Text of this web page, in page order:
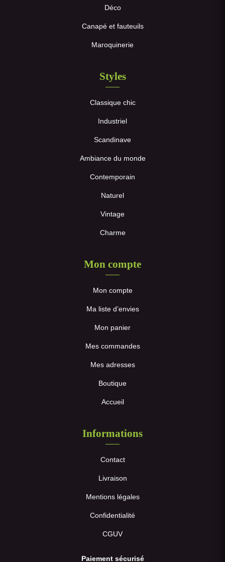
Déco
Canapé et fauteuils
Maroquinerie
Styles
Classique chic
Industriel
Scandinave
Ambiance du monde
Contemporain
Naturel
Vintage
Charme
Mon compte
Mon compte
Ma liste d’envies
Mon panier
Mes commandes
Mes adresses
Boutique
Accueil
Informations
Contact
Livraison
Mentions légales
Confidentialité
CGUV
Paiement sécurisé